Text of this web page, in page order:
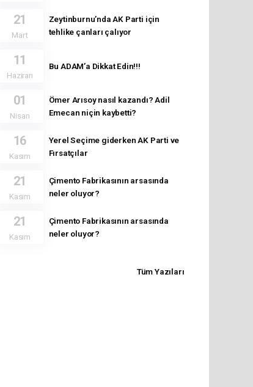
21
Mart
Zeytinburnu’nda AK Parti için
tehlike çanları çalıyor
11
Haziran
Bu ADAM’a Dikkat Edin!!!
01
Nisan
Ömer Arısoy nasıl kazandı? Adil
Emecan niçin kaybetti?
16
Kasım
Yerel Seçime giderken AK Parti ve
Fırsatçılar
21
Kasım
Çimento Fabrikasının arsasında
neler oluyor?
21
Kasım
Çimento Fabrikasının arsasında
neler oluyor?
Tüm Yazıları